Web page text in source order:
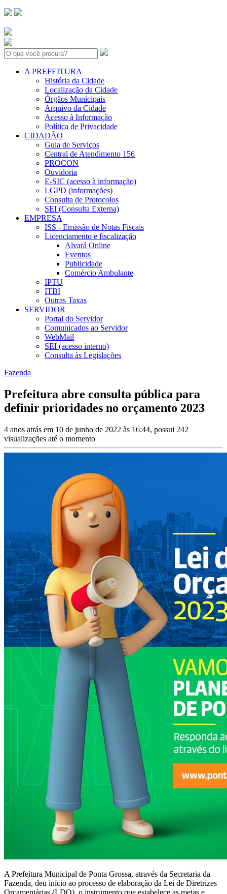
Search:
A PREFEITURA
História da Cidade
Localização da Cidade
Órgãos Municipais
Arquivo da Cidade
Acesso à Informação
Política de Privacidade
CIDADÃO
Guia de Serviços
Central de Atendimento 156
PROCON
Ouvidoria
E-SIC (acesso à informação)
LGPD (informações)
Consulta de Protocolos
SEI (Consulta Externa)
EMPRESA
ISS - Emissão de Notas Fiscais
Licenciamento e fiscalização
Alvará Online
Eventos
Publicidade
Comércio Ambulante
IPTU
ITBI
Outras Taxas
SERVIDOR
Portal do Servidor
Comunicados ao Servidor
WebMail
SEI (acesso interno)
Consulta às Legislações
Fazenda
Prefeitura abre consulta pública para
definir prioridades no orçamento 2023
4 anos atrás em 10 de junho de 2022 às 16:44, possui 242
visualizações até o momento
A Prefeitura Municipal de Ponta Grossa, através da Secretaria da
Fazenda, deu início ao processo de elaboração da Lei de Diretrizes
Orçamentárias (LDO), o instrumento que estabelece as metas e